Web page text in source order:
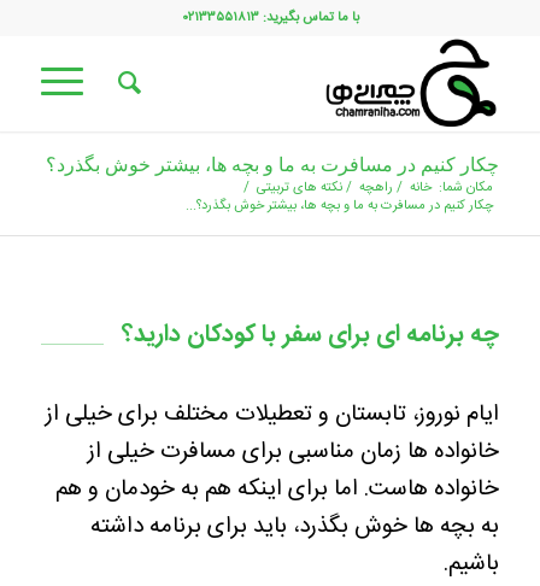
با ما تماس بگیرید: ۰۲۱۳۳۵۵۱۸۱۳
چکار کنیم در مسافرت به ما و بچه ها، بیشتر خوش بگذرد؟
مکان شما: خانه / راهچه /نکته های تربیتی /
چکار کنیم در مسافرت به ما و بچه ها، بیشتر خوش بگذرد؟...
چه برنامه ای برای سفر با کودکان دارید؟
ایام نوروز، تابستان و تعطیلات مختلف برای خیلی از
خانواده ها زمان مناسبی برای مسافرت خیلی از
خانواده هاست. اما برای اینکه هم به خودمان و هم
به بچه ها خوش بگذرد، باید برای برنامه داشته
باشیم.